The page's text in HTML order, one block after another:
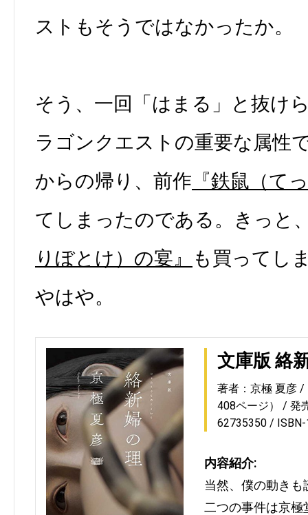
ストもそうではなかったか。
そう、一回「はまる」と抜け
ラゴンクエストの重要な属性
からの帰り、前作 『鉄鼠（て
てしまったのである。きっと
りぼとけ）の宴』
も買ってし
やはや。
文庫版 絡
著者：京極 夏彦
408ページ）
発
62735350
内容紹介:
当然、僕の動き
二つの事件は京